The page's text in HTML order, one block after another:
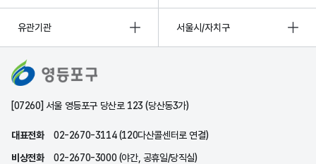
유관기관 서울시/자치구
[07260] 서울 영등포구 당산로 123 (당산동3가)
대표전화
02-2670-3114 (120다산콜센터로 연결)
비상전화
02-2670-3000 (야간, 공휴일/당직실)